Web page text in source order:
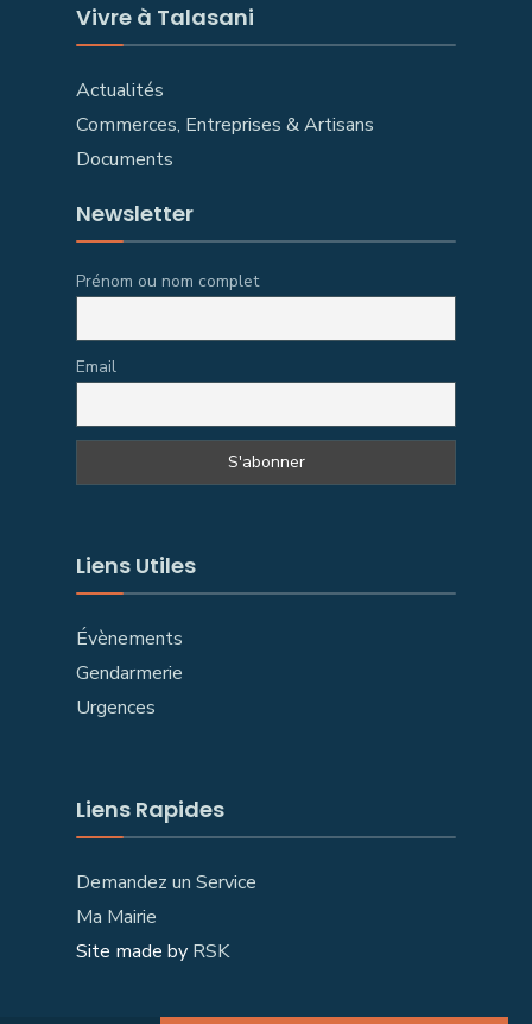
Vivre à Talasani
Actualités
Commerces, Entreprises & Artisans
Documents
Newsletter
Prénom ou nom complet
Email
Liens Utiles
Évènements
Gendarmerie
Urgences
Liens Rapides
Demandez un Service
Ma Mairie
Site made by RSK